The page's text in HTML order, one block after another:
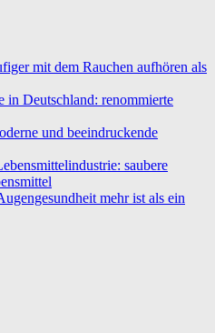
mit dem Rauchen aufhören als
in Deutschland: renommierte
und beeindruckende
saubere
mehr ist als ein